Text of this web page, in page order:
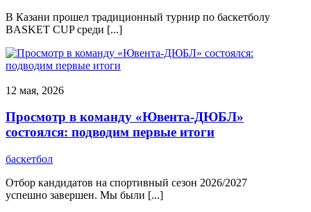
В Казани прошел традиционный турнир по баскетболу
BASKET CUP среди [...]
12 мая, 2026
Просмотр в команду «Ювента-ДЮБЛ»
состоялся: подводим первые итоги
баскетбол
​Отбор кандидатов на спортивный сезон 2026/2027
успешно завершен. Мы были [...]